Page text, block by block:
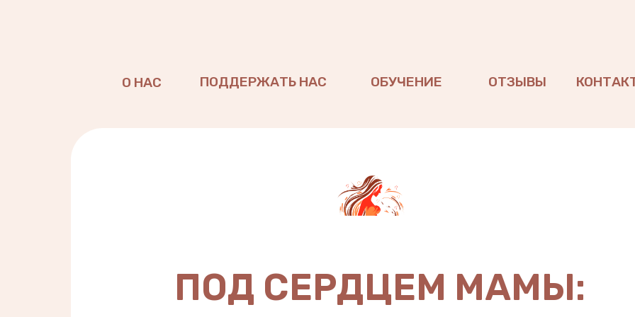
ПОД СЕРДЦЕМ МАМЫ:
О НАС ПОДДЕРЖАТЬ НАС ОТЗЫВЫ
ОБУЧЕНИЕ